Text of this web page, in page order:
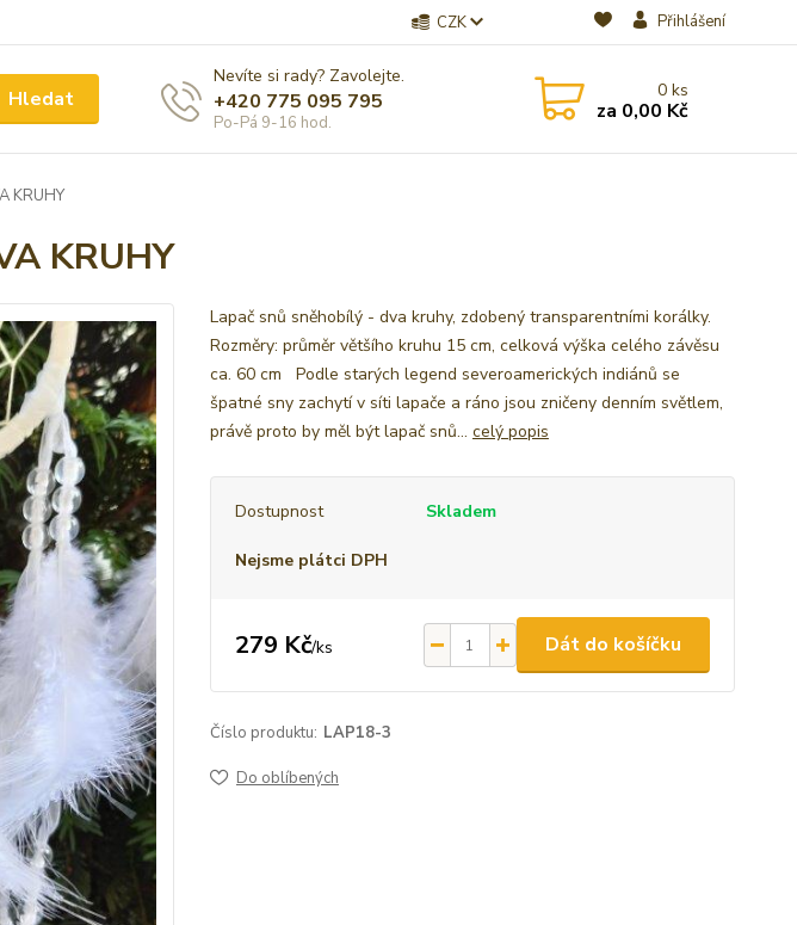
CZK Přihlášení
Hledat
Nevíte si rady? Zavolejte.
+420 775 095 795
Po-Pá 9-16 hod.
0ks
za 0,00 Kč
KRUHY
KRUHY
Lapač snů sněhobílý - dva kruhy, zdobený transparentními korálky.
Rozměry: průměr většího kruhu 15 cm, celková výška celého závěsu
ca. 60 cm Podle starých legend severoamerických indiánů se
špatné sny zachytí v síti lapače a ráno jsou zničeny denním světlem,
právě proto by měl být lapač snů... celý popis
Dostupnost Skladem
Nejsme plátci DPH
279 Kč/ks Dát do košíčku
Číslo produktu: LAP18-3
Do oblíbených